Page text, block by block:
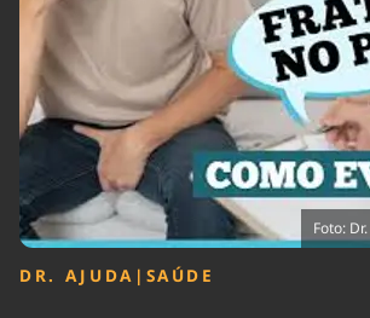
Brasil
Brasil Mineral
Ciência &
Tecnologia
Cinema
Cultura
Economia
Educação
Infraestrutura
Internacional
Saúde
Foto:
DR. AJUDA | SAÚDE